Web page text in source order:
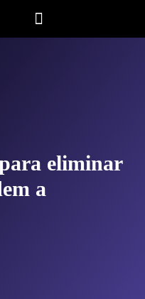
eliminar
a